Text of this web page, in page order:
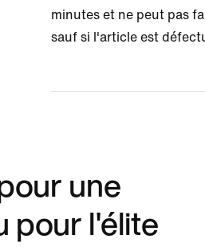
minutes et ne peut pas
sauf si l'article est
une
pour l'élite